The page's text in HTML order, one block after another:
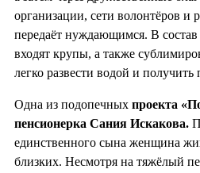
организации, сети волонтёров и
передаёт нуждающимся. В состав
входят крупы, а также
легко развести водой и
Одна из подопечных проекта
пенсионерка Сания Искакова.
единственного сына женщина
близких. Несмотря на тяжёлый